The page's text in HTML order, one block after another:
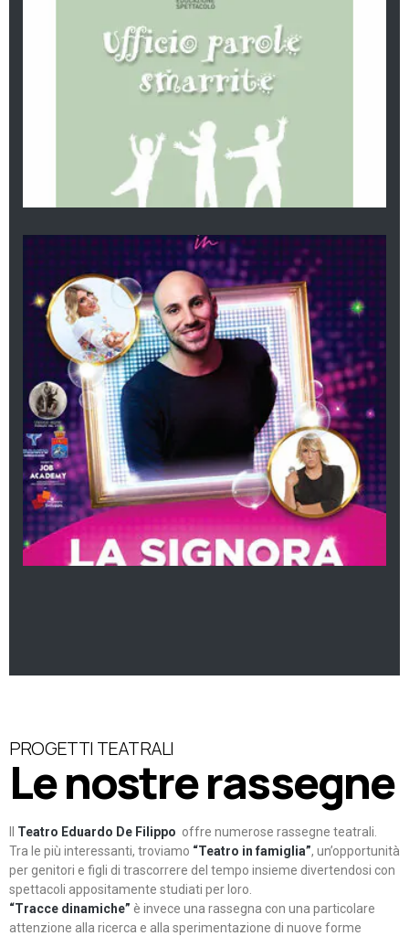
PROGETTI TEATRALI
Le nostre rassegne
Teatro Eduardo De Filippo offre numerose rassegne teatrali.
Tra le più interessanti, troviamo “Teatro in famiglia”, un’opportunità
per genitori e figli di trascorrere del tempo insieme divertendosi con
spettacoli appositamente studiati per loro.
“Tracce dinamiche” è invece una rassegna con una particolare
attenzione alla ricerca e alla sperimentazione di nuove forme